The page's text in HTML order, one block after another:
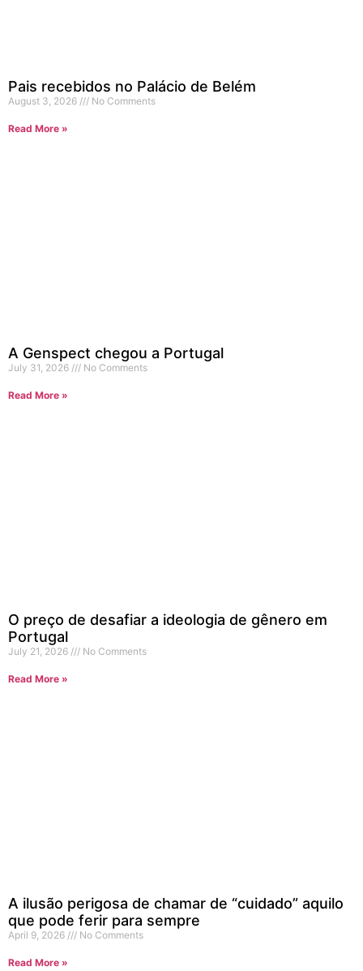
Pais recebidos no Palácio de Belém
August 3, 2026 No Comments
Read More »
A Genspect chegou a Portugal
July 31, 2026 No Comments
Read More »
O preço de desafiar a ideologia de gênero em
Portugal
July 21, 2026 No Comments
Read More »
A ilusão perigosa de chamar de “cuidado” aquilo
que pode ferir para sempre
April 9, 2026 No Comments
Read More »